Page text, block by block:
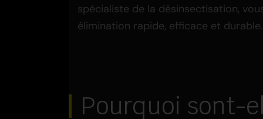
spécialiste de la désinsectisation,
élimination rapide, efficace et durable.
Pourquoi sont-